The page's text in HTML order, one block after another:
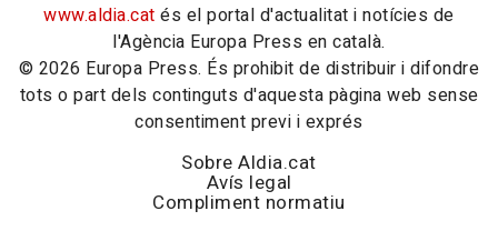
www.aldia.cat és el portal d'actualitat i notícies de
l'Agència Europa Press en català.
© 2026 Europa Press. És prohibit de distribuir i difondre
tots o part dels continguts d'aquesta pàgina web sense
consentiment previ i exprés
Sobre Aldia.cat
Avís legal
Compliment normatiu